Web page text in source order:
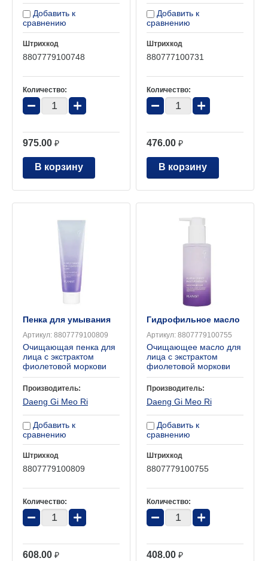
Добавить к
сравнению
Штрихкод
8807779100748
Количество:
− +
975.00 ₽
В корзину
Добавить к
сравнению
Штрихкод
880777100731
Количество:
− +
476.00 ₽
В корзину
Пенка для умывания
Артикул: 8807779100809
Очищающая пенка для
лица с экстрактом
фиолетовой моркови
Производитель:
Daeng Gi Meo Ri
Добавить к
сравнению
Штрихкод
8807779100809
Количество:
− +
608.00 ₽
Гидрофильное масло
Артикул:8807779100755
Очищающее масло для
лица с экстрактом
фиолетовой моркови
Производитель:
Daeng Gi Meo Ri
Добавить к
сравнению
Штрихкод
8807779100755
Количество:
− +
408.00 ₽